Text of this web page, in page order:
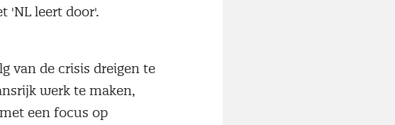
'NL leert door'.
van de crisis dreigen te
werk te maken,
een focus op